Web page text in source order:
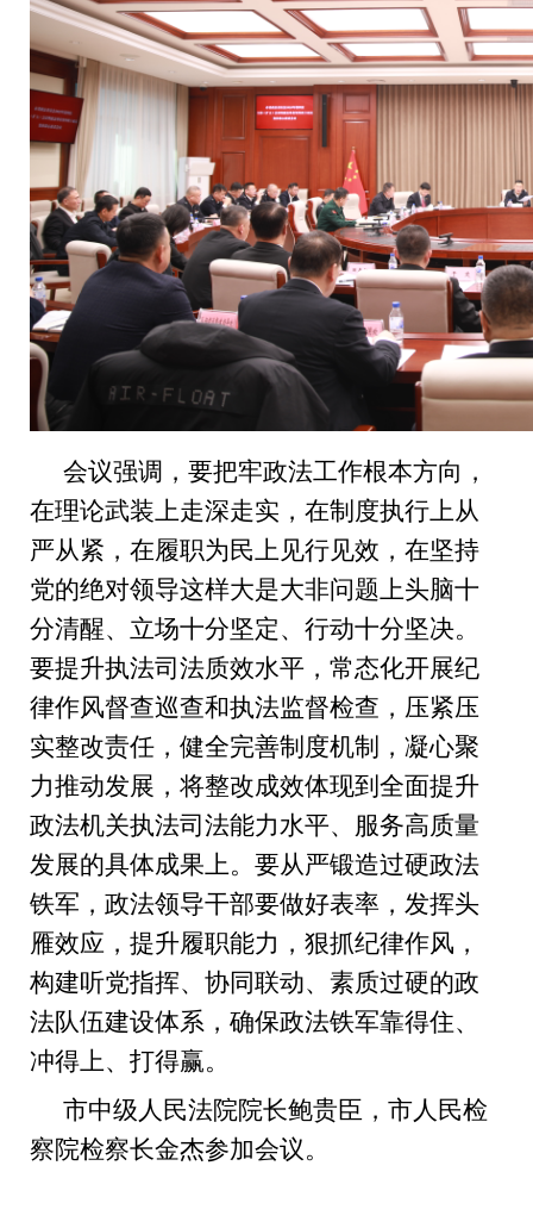
会议强调，要把牢政法工作根本方向，
在理论武装上走深走实，在制度执行上从
严从紧，在履职为民上见行见效，在坚持
党的绝对领导这样大是大非问题上头脑十
分清醒、立场十分坚定、行动十分坚决。
要提升执法司法质效水平，常态化开展纪
律作风督查巡查和执法监督检查，压紧压
实整改责任，健全完善制度机制，凝心聚
力推动发展，将整改成效体现到全面提升
政法机关执法司法能力水平、服务高质量
发展的具体成果上。要从严锻造过硬政法
铁军，政法领导干部要做好表率，发挥头
雁效应，提升履职能力，狠抓纪律作风，
构建听党指挥、协同联动、素质过硬的政
法队伍建设体系，确保政法铁军靠得住、
冲得上、打得赢。
市中级人民法院院长鲍贵臣，市人民检
察院检察长金杰参加会议。